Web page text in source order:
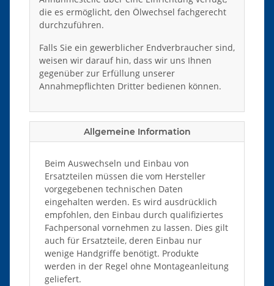
die es ermöglicht, den Ölwechsel fachgerecht
durchzuführen.
Falls Sie ein gewerblicher Endverbraucher sind,
weisen wir darauf hin, dass wir uns Ihnen
gegenüber zur Erfüllung unserer
Annahmepflichten Dritter bedienen können.
Allgemeine Information
Beim Auswechseln und Einbau von
Ersatzteilen müssen die vom Hersteller
vorgegebenen technischen Daten
eingehalten werden. Es wird ausdrücklich
empfohlen, den Einbau durch qualifiziertes
Fachpersonal vornehmen zu lassen. Dies gilt
auch für Ersatzteile, deren Einbau nur
wenige Handgriffe benötigt. Produkte
werden in der Regel ohne Montageanleitung
geliefert.